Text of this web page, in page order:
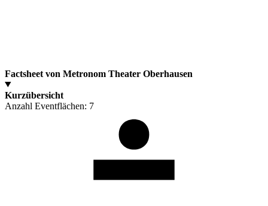
Factsheet von Metronom Theater Oberhausen
Kurzübersicht
Anzahl Eventflächen: 7